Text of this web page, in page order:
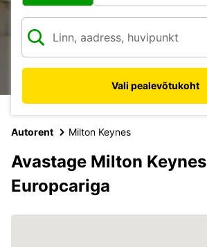
Vali pealevõtukoht
Autorent Milton Keynes
Avastage Milton Keynes
Europcariga